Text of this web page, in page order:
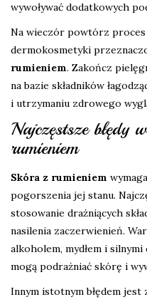
wywoływać dodatkowych
Na wieczór powtórz proces
dermokosmetyki
rumieniem. Zakończ
na bazie składników
i utrzymaniu zdrowego
Najczęstsze błędy
rumieniem
Skóra z rumieniem
pogorszenia jej stanu.
stosowanie drażniących
nasilenia zaczerwienień.
alkoholem, mydłem i
mogą podrażniać skórę i
Innym istotnym błędem jest